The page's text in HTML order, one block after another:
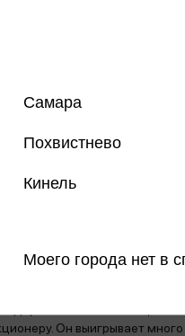
Наличие в
СРЕДСТВ,
ОБОРОТ ЗАПРЕЩЕН И
романов Джона
переосмыслено
клерк, следит за
своей коллекцией
Он выигрывает
Самара
Похвистнево
Кинель
Моего города нет в